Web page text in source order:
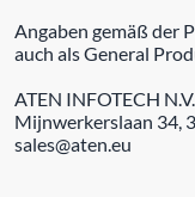
Angaben gemäß der
auch als General
ATEN INFOTECH N.V.
Mijnwerkerslaan 34,
sales@aten.eu